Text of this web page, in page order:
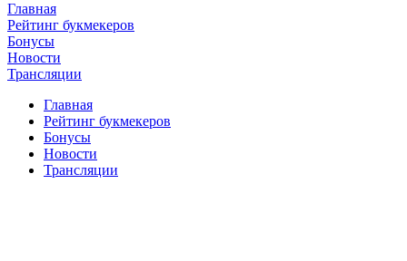
Главная
Рейтинг букмекеров
Бонусы
Новости
Трансляции
Главная
Рейтинг букмекеров
Бонусы
Новости
Трансляции